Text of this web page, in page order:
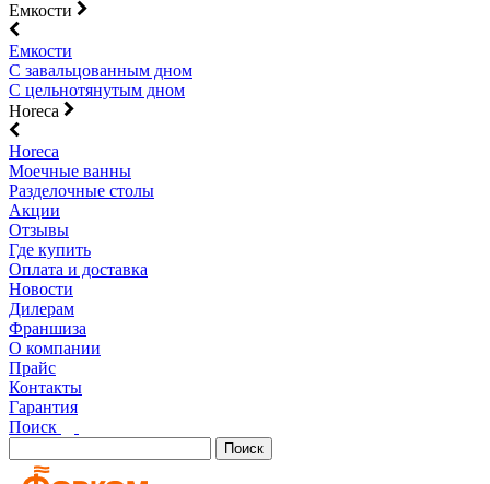
Емкости
Емкости
С завальцованным дном
С цельнотянутым дном
Horeca
Horeca
Моечные ванны
Разделочные столы
Акции
Отзывы
Где купить
Оплата и доставка
Новости
Дилерам
Франшиза
О компании
Прайс
Контакты
Гарантия
Поиск
Поиск